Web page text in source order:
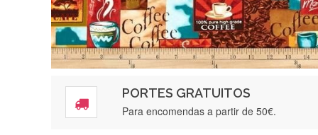
PORTES GRATUITOS
Para encomendas a partir de 50€.